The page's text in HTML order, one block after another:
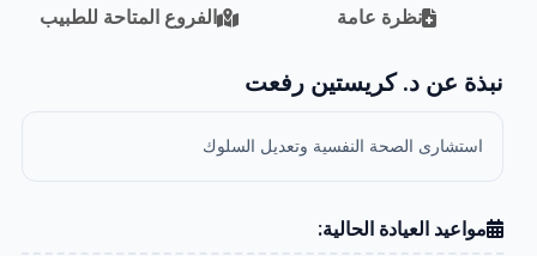
نظرة عامة الفروع المتاحة للطبيب
نبذة عن د. كريستين رفعت
استشارى الصحة النفسية وتعديل السلوك
مواعيد العيادة الحالية: